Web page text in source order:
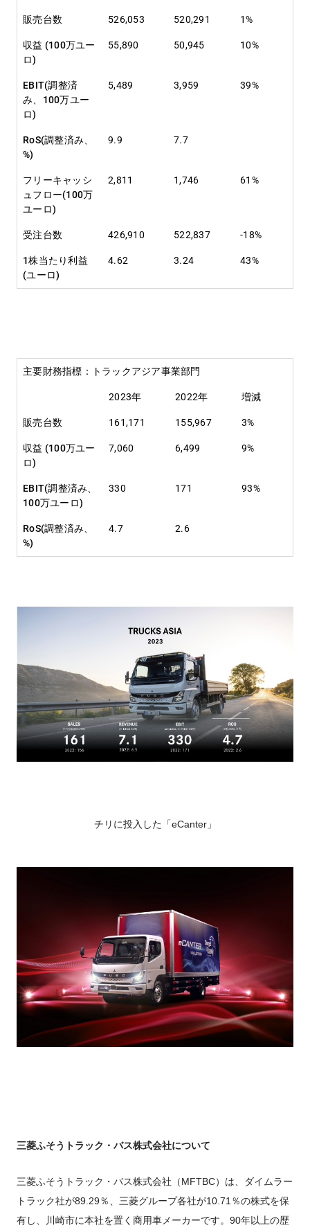
販売台数 526,053 520,291 1%
収益 (100万ユー
ロ)
55,890 50,945 10%
EBIT(調整済
み、100万ユー
ロ)
5,489 3,959 39%
RoS(調整済み、
%)
9.9 7.7
フリーキャッシ
ュフロー(100万
ユーロ)
2,811 1,746 61%
受注台数 426,910 522,837 -18%
1株当たり利益
(ユーロ)
4.62 3.24 43%
主要財務指標：トラックアジア事業部門
2023年 2022年 増減
販売台数 161,171 155,967 3%
収益 (100万ユー
ロ)
7,060 6,499 9%
EBIT(調整済み、
100万ユーロ)
330 171 93%
RoS(調整済み、
%)
4.7 2.6
チリに投入した「eCanter」
三菱ふそうトラック・バス株式会社について
三菱ふそうトラック・バス株式会社（MFTBC）は、ダイムラー
トラック社が89.29％、三菱グループ各社が10.71％の株式を保
有し、川崎市に本社を置く商用車メーカーです。90年以上の歴